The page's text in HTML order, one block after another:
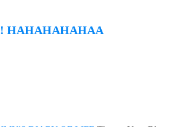
HAHAHAHAHAA